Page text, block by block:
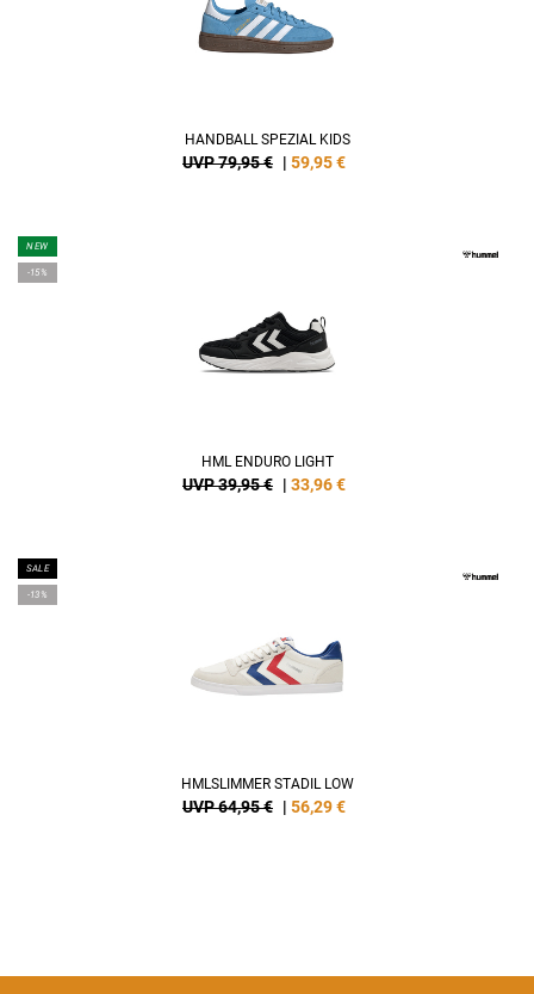
HANDBALL SPEZIAL KIDS
UVP 79,95 € | 59,95€
NEW
-15%
HML ENDURO LIGHT
UVP 39,95 € | 33,96€
SALE
-13%
HMLSLIMMER STADIL LOW
UVP 64,95 € | 56,29€